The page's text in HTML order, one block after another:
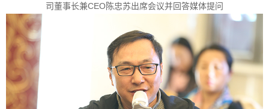
司董事长兼CEO陈忠苏出席会议并回答媒体提问